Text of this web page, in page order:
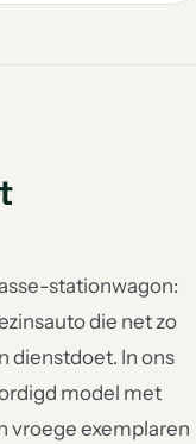
stationwagon:
die net zo
dienstdoet. In ons
model met
vroege exemplaren